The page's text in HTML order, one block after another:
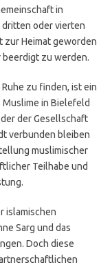
in
oder vierten
zur Heimat geworden
beerdigt zu werden.
zu finden, ist ein
in Bielefeld
der Gesellschaft
verbunden bleiben
muslimischer
Teilhabe und
islamischen
Sarg und das
Doch diese